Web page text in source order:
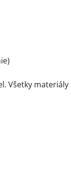
materiály